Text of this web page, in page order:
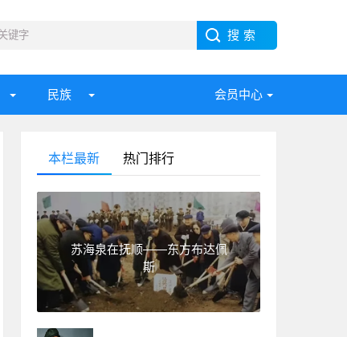
民族 会员中心
本栏最新 热门排行
苏海泉在抚顺——东方布达佩
斯